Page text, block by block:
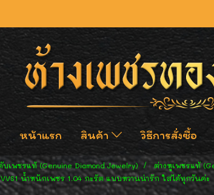
หน้าแรก สินค้า วิธีการสั่งซื้อ
บเพชรแท้ (Genuine Diamond Jewelry)
ต่างหูเพชรแท้
น้ำหนักเพชร 1.04 กะรัต แบบหวานน่ารัก ใสได้ทุกวันค่ะ